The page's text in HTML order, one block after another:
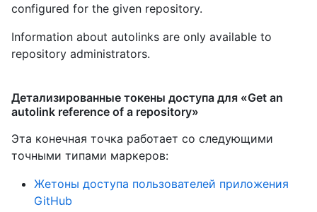
configured for the given repository.
Information about autolinks are only available to
repository administrators.
Детализированные токены доступа для «Get an
autolink reference of a repository»
Эта конечная точка работает со следующими
точными типами маркеров:
Жетоны доступа пользователей приложения
GitHub